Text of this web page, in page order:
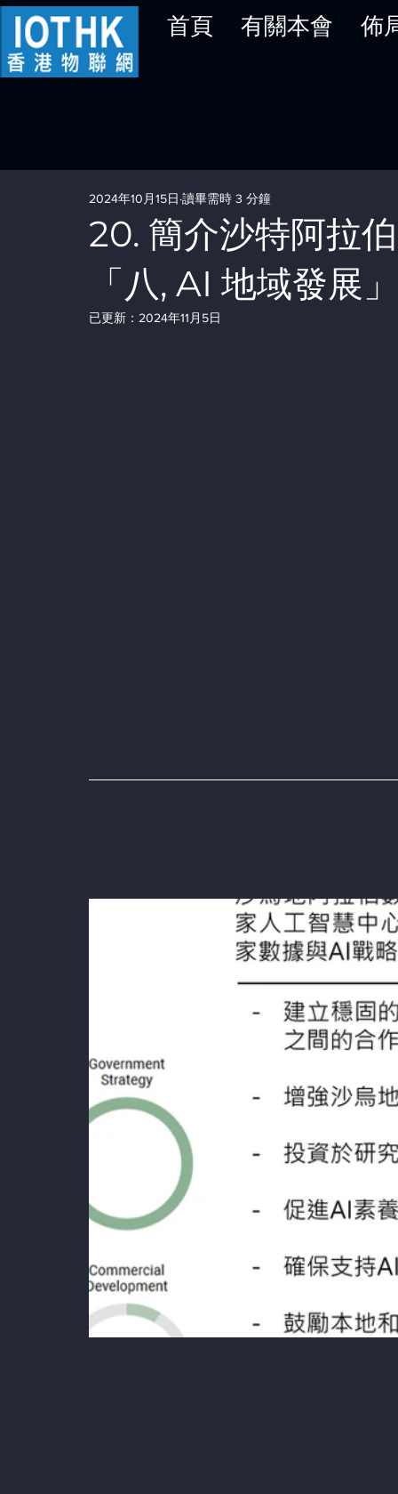
首頁 有關本會 佈
20. 簡介沙特阿拉
「八, AI 地域發展」
2024年10月15日 讀畢需時 3 分鐘
已更新： 2024年11月5日